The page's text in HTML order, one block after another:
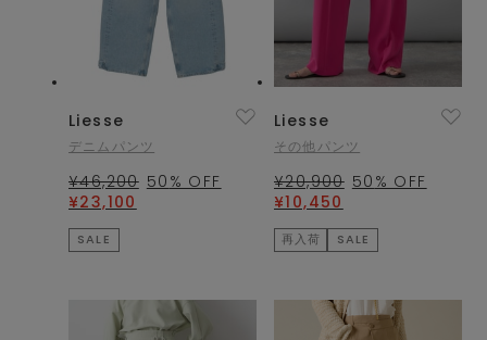
Liesse
デニムパンツ
¥46,200 50 % OFF
¥23,100
SALE
Liesse
その他パンツ
¥20,900 50 % OFF
¥10,450
再入荷 SALE